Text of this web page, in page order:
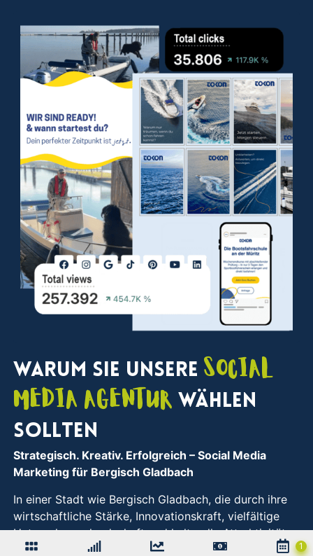
Warum Sie unsere Social
Media Agentur wählen
sollten
Strategisch. Kreativ. Erfolgreich – Social Media
Marketing für Bergisch Gladbach
In einer Stadt wie Bergisch Gladbach, die durch ihre
wirtschaftliche Stärke, Innovationskraft, vielfältige
Unternehmenslandschaft und kulturelle Attraktivität
geprägt ist, sind durchdachte Strategien